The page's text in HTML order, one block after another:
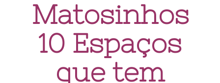
Matosinhos
10 Espaços
que tem